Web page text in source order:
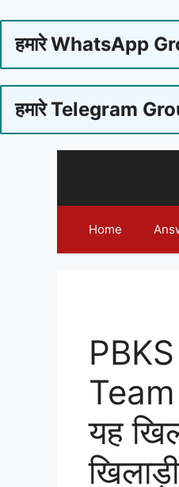
हमारे WhatsApp
हमारे Telegram
Home
यह